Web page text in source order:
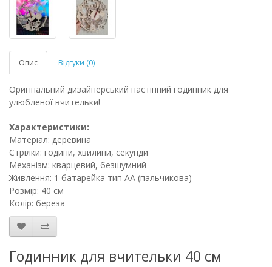
Опис Відгуки (0)
Оригінальний дизайнерський настінний годинник для
улюбленої вчительки!
Характеристики:
Матеріал: деревина
Стрілки: години, хвилини, секунди
Механізм: кварцевий, безшумний
Живлення: 1 батарейка тип АА (пальчикова)
Розмір: 40 см
Колір: береза
Годинник для вчительки 40 см